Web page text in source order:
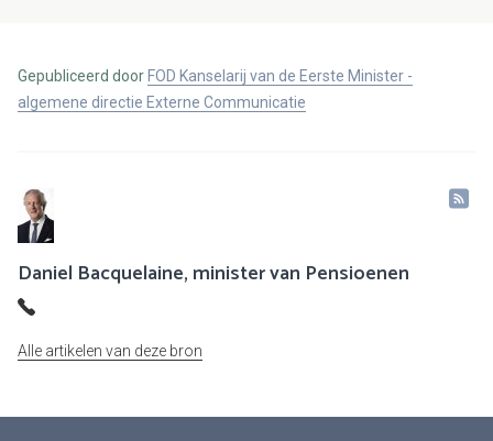
Gepubliceerd door FOD Kanselarij van de Eerste Minister -
algemene directie Externe Communicatie
Daniel Bacquelaine, minister van Pensioenen
Alle artikelen van deze bron